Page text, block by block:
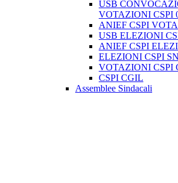
USB
VOTAZIONI CSPI
ANIEF CSPI
USB ELEZIONI
ANIEF CSPI
ELEZIONI CSPI
VOTAZIONI CSPI
CSPI CGIL
Assemblee Sindacali